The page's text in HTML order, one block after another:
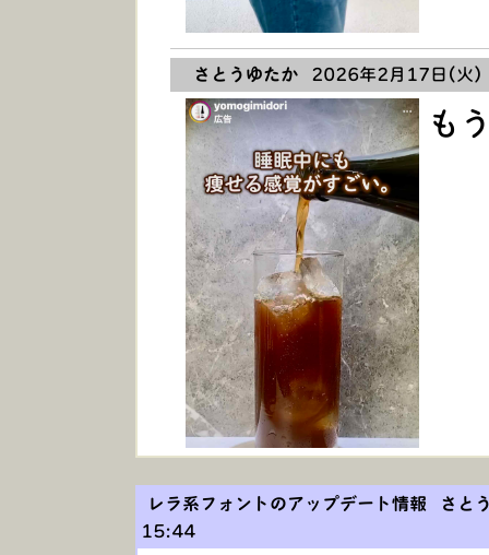
さとうゆたか 2026年2月17日(火
も
レラ系フォントのアップデート情報 さと
15:44